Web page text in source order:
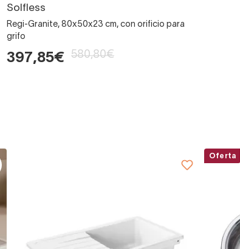
Solfless
Regi-Granite, 80x50x23 cm, con orificio para
grifo
397,85€ 580,80€
Oferta